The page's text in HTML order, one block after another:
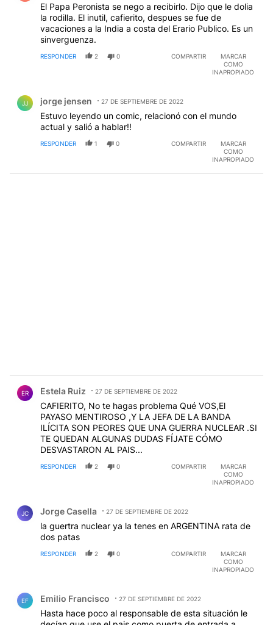
El Papa Peronista se nego a recibirlo. Dijo que le dolia
la rodilla. El inutil, cafierito, despues se fue de
vacaciones a la India a costa del Erario Publico. Es un
sinverguenza.
RESPONDER 2 0 COMPARTIR
MARCAR
COMO
INAPROPIADO
JJ jorge jensen 27 DE SEPTIEMBRE DE 2022
Estuvo leyendo un comic, relacionó con el mundo
actual y salió a hablar!!
RESPONDER 1 0 COMPARTIR
MARCAR
COMO
INAPROPIADO
ER Estela Ruiz 27 DE SEPTIEMBRE DE 2022
CAFIERITO, No te hagas problema Qué VOS,El
PAYASO MENTIROSO ,Y LA JEFA DE LA BANDA
ILÍCITA SON PEORES QUE UNA GUERRA NUCLEAR .SI
TE QUEDAN ALGUNAS DUDAS FÍJATE CÓMO
DESVASTARON AL PAIS...
RESPONDER 2 0 COMPARTIR
MARCAR
COMO
INAPROPIADO
JC Jorge Casella 27 DE SEPTIEMBRE DE 2022
la guertra nuclear ya la tenes en ARGENTINA rata de
dos patas
RESPONDER 2 0 COMPARTIR
MARCAR
COMO
INAPROPIADO
EF Emilio Francisco 27 DE SEPTIEMBRE DE 2022
Hasta hace poco al responsable de esta situación le